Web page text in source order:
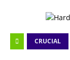
CRUCIAL